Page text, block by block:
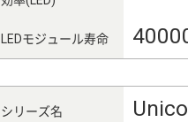
LEDモジュール寿命
シリーズ名